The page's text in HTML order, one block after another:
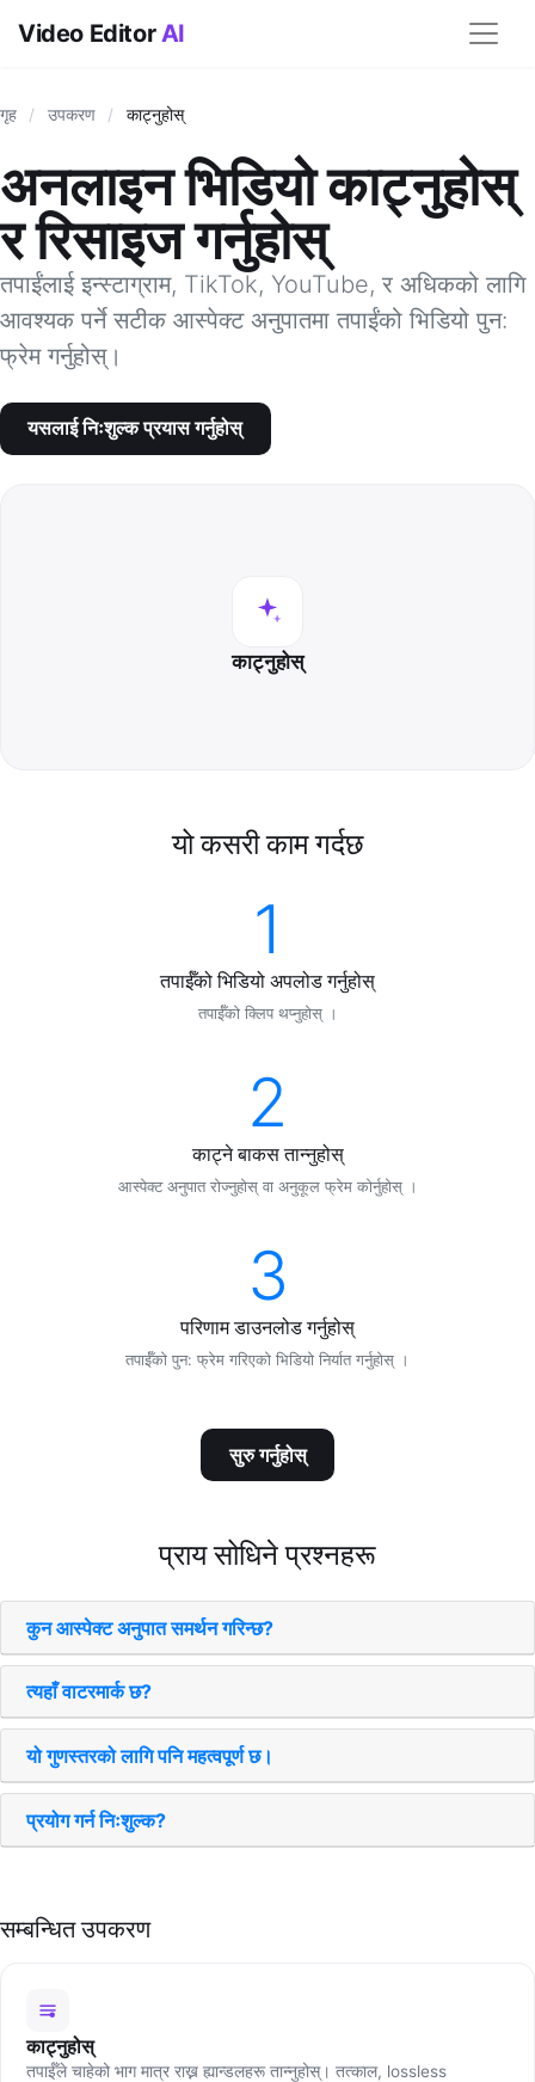
Video EditorAI
गृह / उपकरण / काट्नुहोस्
अनलाइन भिडियो काट्नुहोस्
र रिसाइज गर्नुहोस्
तपाईंलाई इन्स्टाग्राम, TikTok, YouTube, र अधिकको लागि
आवश्यक पर्ने सटीक आस्पेक्ट अनुपातमा तपाईंको भिडियो पुन:
फ्रेम गर्नुहोस्।
यसलाई निःशुल्क प्रयास गर्नुहोस्
काट्नुहोस्
यो कसरी काम गर्दछ
1
तपाईँको भिडियो अपलोड गर्नुहोस्
तपाईँको क्लिप थप्नुहोस् ।
2
काट्ने बाकस तान्नुहोस्
आस्पेक्ट अनुपात रोज्नुहोस् वा अनुकूल फ्रेम कोर्नुहोस् ।
3
परिणाम डाउनलोड गर्नुहोस्
तपाईँको पुन: फ्रेम गरिएको भिडियो निर्यात गर्नुहोस् ।
सुरु गर्नुहोस्
प्राय सोधिने प्रश्नहरू
कुन आस्पेक्ट अनुपात समर्थन गरिन्छ?
त्यहाँ वाटरमार्क छ?
यो गुणस्तरको लागि पनि महत्वपूर्ण छ।
प्रयोग गर्न निःशुल्क?
सम्बन्धित उपकरण
काट्नुहोस्
तपाईँले चाहेको भाग मात्र राख्न ह्यान्डलहरू तान्नुहोस्। तत्काल, lossless